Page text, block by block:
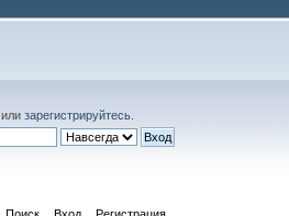
или зарегистрируйтесь